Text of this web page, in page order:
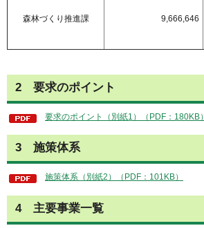
森林づくり推進課 9,666,646
2 要求のポイント
要求のポイント（別紙1）（PDF：180KB）
3 施策体系
施策体系（別紙2）（PDF：101KB）
4 主要事業一覧